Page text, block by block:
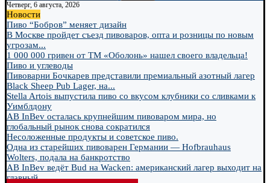
Четверг, 6 августа, 2026
Новости
Пиво “Бобров” меняет дизайн
В Москве пройдет съезд пивоваров, опта и розницы по новым
угрозам...
1 000 000 гривен от ТМ «Оболонь» нашел своего владельца!
Пиво и углеводы
Пивоварни Бочкарев представили премиальный азотный лагер
Black Sheep Pub Lager, на...
Stella Artois выпустила пиво со вкусом клубники со сливками к
Уимблдону
AB InBev осталась крупнейшим пивоваром мира, но
глобальный рынок снова сократился
Несоложенные продукты и советское пиво.
Одна из старейших пивоварен Германии — Hofbrauhaus
Wolters, подала на банкротство
AB InBev ведёт Bud на Wacken: американский лагер выходит на
главный...